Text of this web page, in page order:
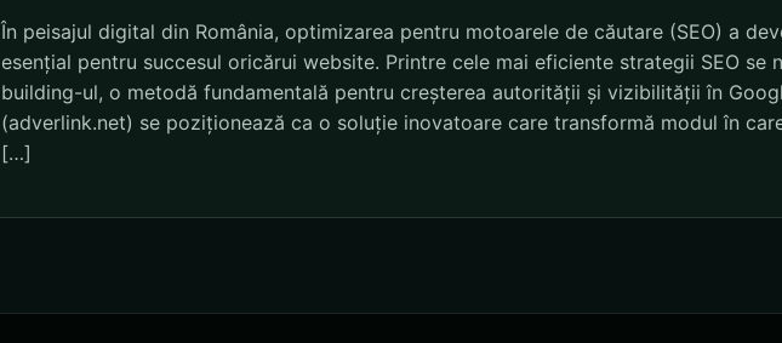
În peisajul digital din România, optimizarea pentru motoarele de căutare (SEO) a
esențial pentru succesul oricărui website. Printre cele mai eficiente strategii SEO se
building-ul, o metodă fundamentală pentru creșterea autorității și vizibilității în
(adverlink.net) se poziționează ca o soluție inovatoare care transformă modul în
[…]